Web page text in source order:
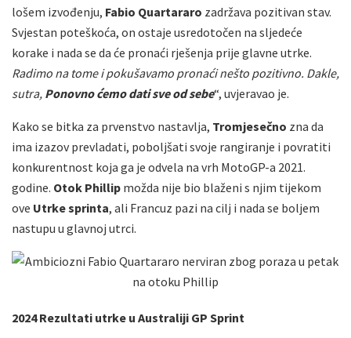
lošem izvođenju, Fabio Quartararo zadržava pozitivan stav.
Svjestan poteškoća, on ostaje usredotočen na sljedeće
korake i nada se da će pronaći rješenja prije glavne utrke.
Radimo na tome i pokušavamo pronaći nešto pozitivno. Dakle,
sutra, Ponovno ćemo dati sve od sebe“, uvjeravao je.
Kako se bitka za prvenstvo nastavlja, Tromjesečno zna da
ima izazov prevladati, poboljšati svoje rangiranje i povratiti
konkurentnost koja ga je odvela na vrh MotoGP-a 2021.
godine. Otok Phillip možda nije bio blaženi s njim tijekom
ove Utrke sprinta, ali Francuz pazi na cilj i nada se boljem
nastupu u glavnoj utrci.
2024 Rezultati utrke u Australiji GP Sprint